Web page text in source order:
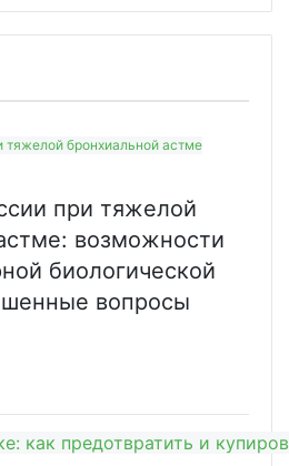
при тяжелой
возможности
биологической
вопросы